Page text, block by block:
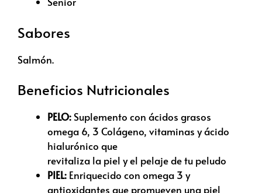
Sabores
Salmón.
Beneficios Nutricionales
PELO: Suplemento con ácidos grasos
omega 6, 3 Colágeno, vitaminas y ácido
hialurónico que
revitaliza la piel y el pelaje de tu peludo
PIEL: Enriquecido con omega 3 y
antioxidantes que promueven una piel